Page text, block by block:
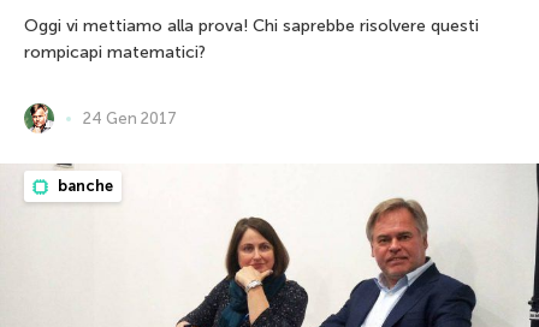
Oggi vi mettiamo alla prova! Chi saprebbe risolvere questi
rompicapi matematici?
24 Gen 2017
banche